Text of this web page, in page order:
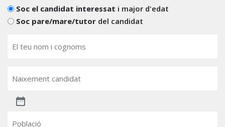
Candidats
Soc el candidat interessat i major d'edat
Soc pare/mare/tutor del candidat
teu
candidat